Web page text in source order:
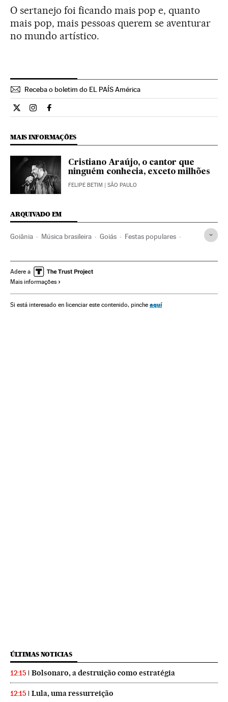
O sertanejo foi ficando mais pop e, quanto
mais pop, mais pessoas querem se aventurar
no mundo artístico.
Receba o boletim do EL PAÍS América
Cultura El País Brasil en Twitter
Cultura El País Brasil en Instagram
Cultura El País Brasil en Facebook
MAIS INFORMAÇÕES
Cristiano Araújo, o cantor que
ninguém conhecia, exceto milhões
FELIPE BETIM | SÃO PAULO
ARQUIVADO EM
Goiânia Música brasileira Goiás Festas populares
América do Sul Música
Sociedade
Adere a
Mais informações
Si está interesado en licenciar este contenido, pinche aquí
ÚLTIMAS NOTICIAS
12:15 Bolsonaro, a destruição como estratégia
12:15 Lula, uma ressurreição